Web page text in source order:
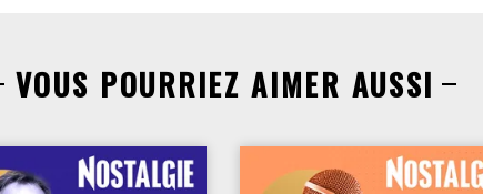
VOUS POURRIEZ AIMER AUSSI